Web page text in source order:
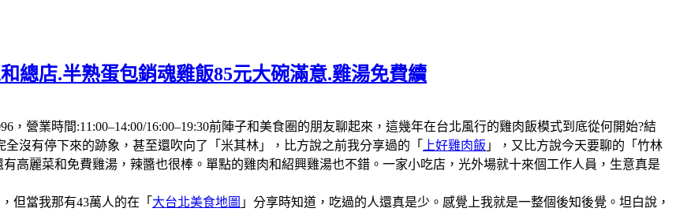
總店.半熟蛋包銷魂雞飯85元大碗滿意.雞湯免費續
，營業時間:11:00–14:00/16:00–19:30前陣子和美食圈的朋友聊起來，這幾年在台北風行的雞肉飯模式到底從何開始?結
沒有停下來的跡象，甚至還吹向了「米其林」，比方說之前我分享過的「
上好雞肉飯 」，又比方說今天要聊的「竹林
高麗菜和免費雞湯，辣醬也很棒。單點的雞肉和紹興雞湯也不錯。一家小吃店，光外場就十來個工作人員，生意真是
但當我那有43萬人的在「 大台北美食地圖 」分享時知道，吃過的人還真是少。感覺上我就是一整個後知後覺。坦白說，